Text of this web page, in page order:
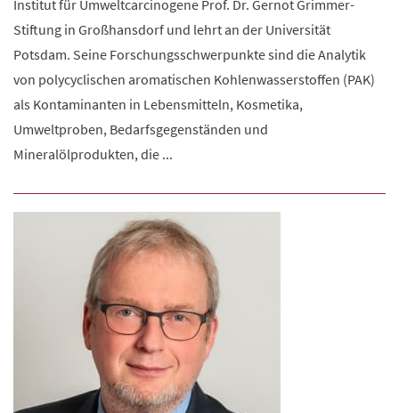
Institut für Umweltcarcinogene Prof. Dr. Gernot Grimmer-
Stiftung in Großhansdorf und lehrt an der Universität
Potsdam. Seine Forschungsschwerpunkte sind die Analytik
von polycyclischen aromatischen Kohlenwasserstoffen (PAK)
als Kontaminanten in Lebensmitteln, Kosmetika,
Umweltproben, Bedarfsgegenständen und
Mineralölprodukten, die ...